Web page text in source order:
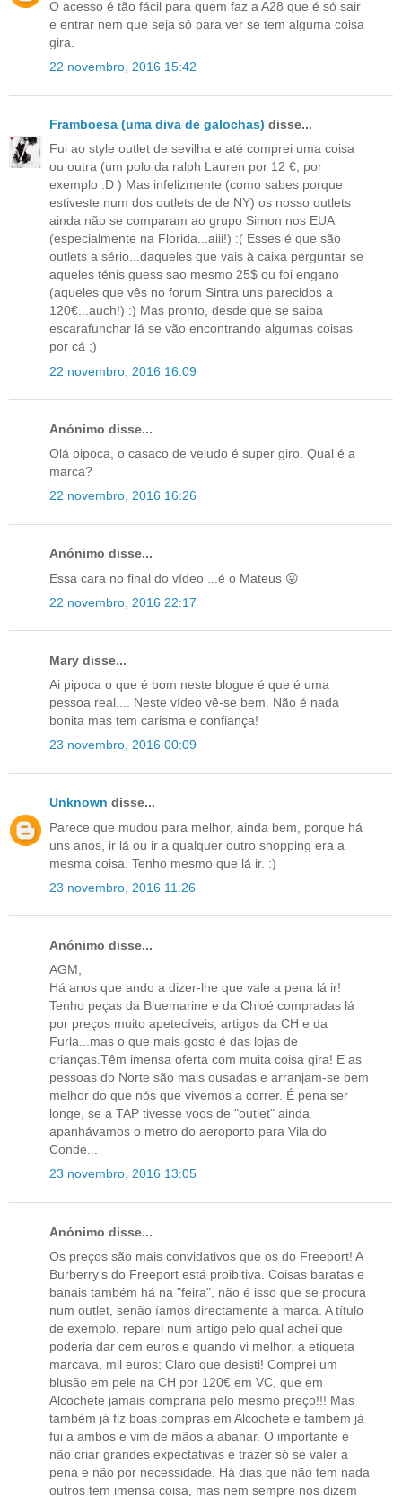
O acesso é tão fácil para quem faz a A28 que é só sair
e entrar nem que seja só para ver se tem alguma coisa
gira.
22 novembro, 2016 15:42
Framboesa (uma diva de galochas) disse...
Fui ao style outlet de sevilha e até comprei uma coisa
ou outra (um polo da ralph Lauren por 12 €, por
exemplo :D ) Mas infelizmente (como sabes porque
estiveste num dos outlets de de NY) os nosso outlets
ainda não se comparam ao grupo Simon nos EUA
(especialmente na Florida...aiii!) :( Esses é que são
outlets a sério...daqueles que vais à caixa perguntar se
aqueles ténis guess sao mesmo 25$ ou foi engano
(aqueles que vês no forum Sintra uns parecidos a
120€...auch!) :) Mas pronto, desde que se saiba
escarafunchar lá se vão encontrando algumas coisas
por cá ;)
22 novembro, 2016 16:09
Anónimo disse...
Olá pipoca, o casaco de veludo é super giro. Qual é a
marca?
22 novembro, 2016 16:26
Anónimo disse...
Essa cara no final do vídeo ...é o Mateus 😝
22 novembro, 2016 22:17
Mary disse...
Ai pipoca o que é bom neste blogue é que é uma
pessoa real.... Neste vídeo vê-se bem. Não é nada
bonita mas tem carisma e confiança!
23 novembro, 2016 00:09
Unknown disse...
Parece que mudou para melhor, ainda bem, porque há
uns anos, ir lá ou ir a qualquer outro shopping era a
mesma coisa. Tenho mesmo que lá ir. :)
23 novembro, 2016 11:26
Anónimo disse...
AGM,
Há anos que ando a dizer-lhe que vale a pena lá ir!
Tenho peças da Bluemarine e da Chloé compradas lá
por preços muito apetecíveis, artigos da CH e da
Furla...mas o que mais gosto é das lojas de
crianças.Têm imensa oferta com muita coisa gira! E as
pessoas do Norte são mais ousadas e arranjam-se bem
melhor do que nós que vivemos a correr. É pena ser
longe, se a TAP tivesse voos de "outlet" ainda
apanhávamos o metro do aeroporto para Vila do
Conde...
23 novembro, 2016 13:05
Anónimo disse...
Os preços são mais convidativos que os do Freeport! A
Burberry's do Freeport está proibitiva. Coisas baratas e
banais também há na "feira", não é isso que se procura
num outlet, senão íamos directamente à marca. A título
de exemplo, reparei num artigo pelo qual achei que
poderia dar cem euros e quando vi melhor, a etiqueta
marcava, mil euros; Claro que desisti! Comprei um
blusão em pele na CH por 120€ em VC, que em
Alcochete jamais compraria pelo mesmo preço!!! Mas
também já fiz boas compras em Alcochete e também já
fui a ambos e vim de mãos a abanar. O importante é
não criar grandes expectativas e trazer só se valer a
pena e não por necessidade. Há dias que não tem nada
outros tem imensa coisa, mas nem sempre nos dizem